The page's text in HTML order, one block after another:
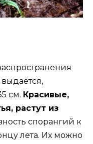
см. Красивые,
растут из
спорангий к
лета. Их можно